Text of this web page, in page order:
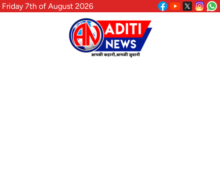
Friday 7th of August 2026